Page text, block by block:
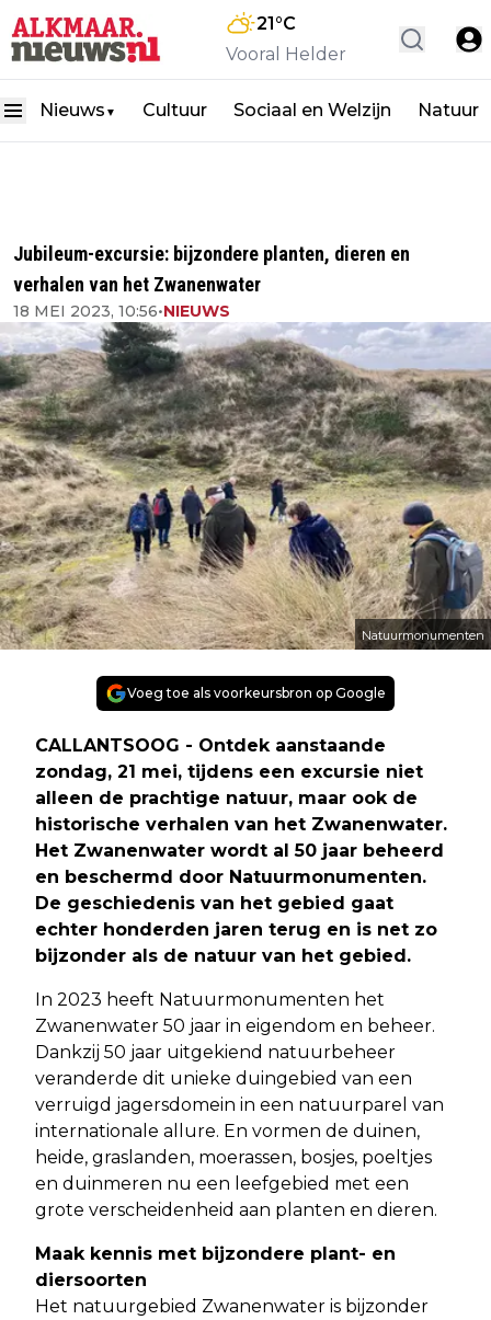
21°C
Vooral Helder
Nieuws ▼ Cultuur Sociaal en Welzijn Natuur
Jubileum-excursie: bijzondere planten, dieren en
verhalen van het Zwanenwater
18 MEI 2023, 10:56•NIEUWS
Natuurmonumenten
Voeg toe als voorkeursbron op Google
CALLANTSOOG - Ontdek aanstaande
zondag, 21 mei, tijdens een excursie niet
alleen de prachtige natuur, maar ook de
historische verhalen van het Zwanenwater.
Het Zwanenwater wordt al 50 jaar beheerd
en beschermd door Natuurmonumenten.
De geschiedenis van het gebied gaat
echter honderden jaren terug en is net zo
bijzonder als de natuur van het gebied.
In 2023 heeft Natuurmonumenten het
Zwanenwater 50 jaar in eigendom en beheer.
Dankzij 50 jaar uitgekiend natuurbeheer
veranderde dit unieke duingebied van een
verruigd jagersdomein in een natuurparel van
internationale allure. En vormen de duinen,
heide, graslanden, moerassen, bosjes, poeltjes
en duinmeren nu een leefgebied met een
grote verscheidenheid aan planten en dieren.
Maak kennis met bijzondere plant- en
diersoorten
Het natuurgebied Zwanenwater is bijzonder